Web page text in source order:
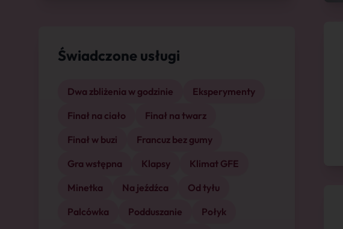
Świadczone usługi
Dwa zbliżenia w godzinie
Eksperymenty
Finał na ciało
Finał na twarz
Finał w buzi
Francuz bez gumy
Gra wstępna
Klapsy
Klimat GFE
Minetka
Na jeźdźca
Od tyłu
Palcówka
Podduszanie
Połyk